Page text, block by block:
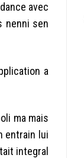
avec
nenni sen
a
ma mais
entrain lui
integral